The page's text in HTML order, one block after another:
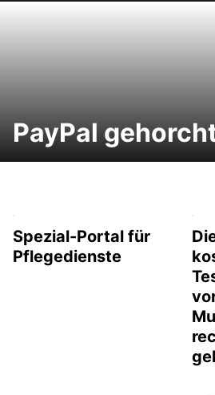
PayPal
Spezial-Portal für
Pflegedienste